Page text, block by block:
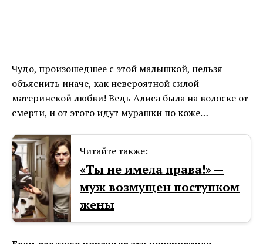
Чудо, произошедшее с этой малышкой, нельзя
объяснить иначе, как невероятной силой
материнской любви! Ведь Алиса была на волоске от
смерти, и от этого идут мурашки по коже…
Читайте также:
«Ты не имела права!» —
муж возмущен поступком
жены